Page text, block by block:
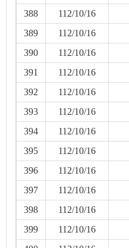
388
112/10/16
389
112/10/16
390
112/10/16
391
112/10/16
392
112/10/16
393
112/10/16
394
112/10/16
395
112/10/16
396
112/10/16
397
112/10/16
398
112/10/16
399
112/10/16